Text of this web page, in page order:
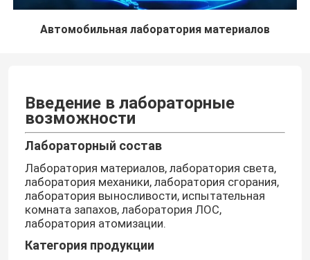
Автомобильная лаборатория материалов
Введение в лабораторные
возможности
Лабораторный состав
Лаборатория материалов, лаборатория света,
лаборатория механики, лаборатория сгорания,
лаборатория выносливости, испытательная
комната запахов, лаборатория ЛОС,
лаборатория атомизации.
Категория продукции